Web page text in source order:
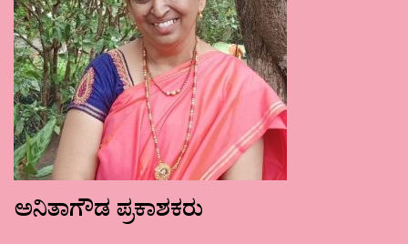
ಅನಿತಾಗೌಡ ಪ್ರಕಾಶಕರು